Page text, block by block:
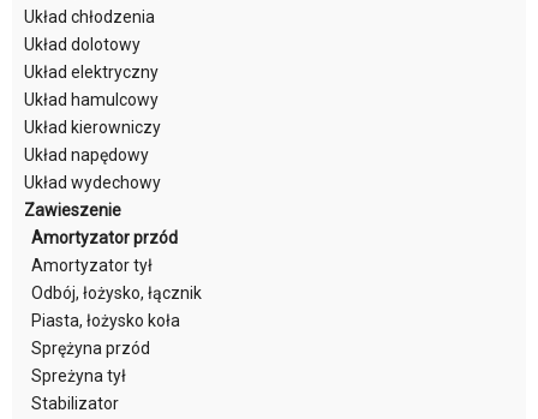
Układ chłodzenia
Układ dolotowy
Układ elektryczny
Układ hamulcowy
Układ kierowniczy
Układ napędowy
Układ wydechowy
Zawieszenie
Amortyzator przód
Amortyzator tył
Odbój, łożysko, łącznik
Piasta, łożysko koła
Sprężyna przód
Spreżyna tył
Stabilizator